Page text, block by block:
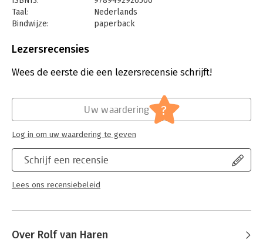
essentie van merkgestuurd ondernemen als uitgangspunt voor
het Wiel van Betekenis. Het is een échte must-read voor
Taal:
Nederlands
Bindwijze:
paperback
Uitgever:
Verschijningsdatum:
28-6-2019
Algemeen management
Experttips boekenserie
Lezersrecensies
Wees de eerste die een lezersrecensie schrijft!
Schrijf een recensie
Lees ons recensiebeleid
Uw waardering ?
Log in om uw waardering te geven
Over Rolf van Haren